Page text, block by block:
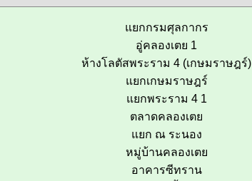
แยกกรมศุลกากร
อู่คลองเตย 1
ห้างโลตัสพระราม 4 (เกษมราษฎร์)
แยกเกษมราษฎร์
แยกพระราม 4 1
ตลาดคลองเตย
แยก ณ ระนอง
หมู่บ้านคลองเตย
อาคารซีทราน